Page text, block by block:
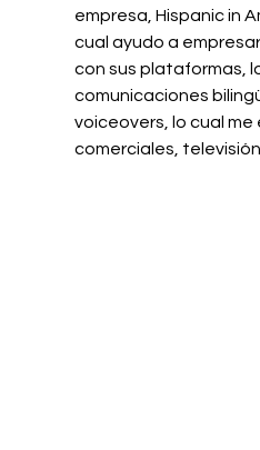
empresa, Hispanic in
cual ayudo a
con sus plataformas,
comunicaciones
voiceovers, lo cual
comerciales,